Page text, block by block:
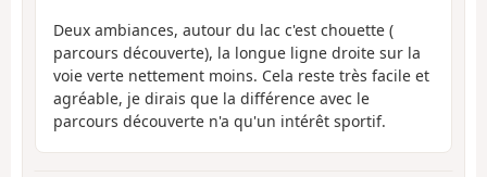
Deux ambiances, autour du lac c'est chouette (
parcours découverte), la longue ligne droite sur la
voie verte nettement moins. Cela reste très facile et
agréable, je dirais que la différence avec le
parcours découverte n'a qu'un intérêt sportif.